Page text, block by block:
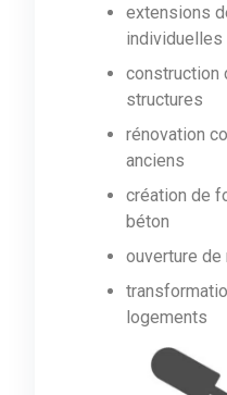
extensions
individuelles
construction
structures
rénovation
anciens
création de
béton
ouverture de
logements